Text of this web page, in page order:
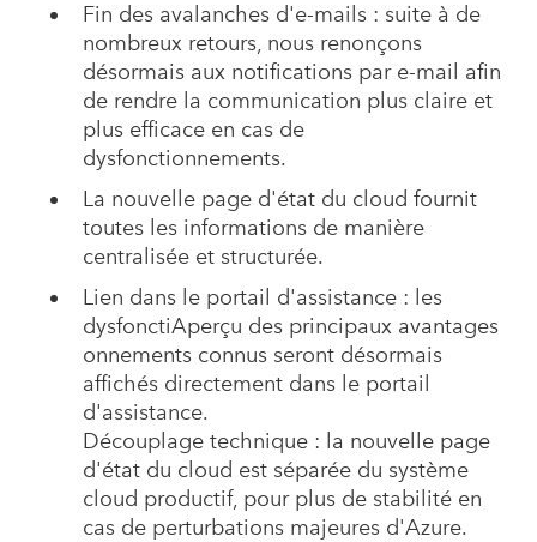
Fin des avalanches d'e-mails : suite à de
nombreux retours, nous renonçons
désormais aux notifications par e-mail afin
de rendre la communication plus claire et
plus efficace en cas de
dysfonctionnements.
La nouvelle page d'état du cloud fournit
toutes les informations de manière
centralisée et structurée.
Lien dans le portail d'assistance : les
dysfonctiAperçu des principaux avantages
onnements connus seront désormais
affichés directement dans le portail
d'assistance.
Découplage technique : la nouvelle page
d'état du cloud est séparée du système
cloud productif, pour plus de stabilité en
cas de perturbations majeures d'Azure.